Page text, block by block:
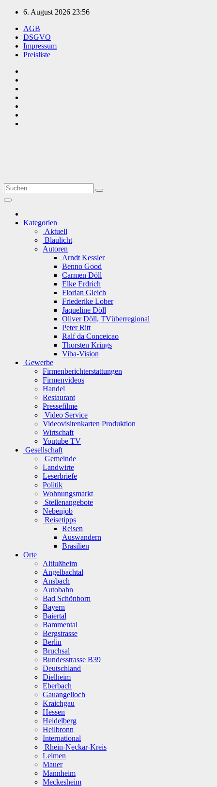
Zum
springen
6. August 2026 23:56
AGB
DSGVO
Impressum
Preisliste
Kategorien
Aktuell
Blaulicht
Autoren
Arndt Kessler
Benno Good
Carmen Döll
Elke Erdrich
Florian Gleich
Friederike Lober
Jaqueline Döll
Oliver Döll, TVüberregional
Peter Ritt
Ralf da Conceicao
Thorsten Krings
Viba-Vision
Gewerbe
Firmenberichterstattungen
Firmenvideos
Handel
Restaurant
Pressefilme
Video Service
Videovisitenkarten Produktion
Wirtschaft
Youtube TV
Gesellschaft
Gemeinde
Landwirte
Leserbriefe
Politik
Wohnungsmarkt
Stellenangebote
Nebenjob
Reisetipps
Reisen
Auswandern
Brasilien
Orte
Altlußheim
Angelbachtal
Ansbach
Autobahn
Bad Schönborn
Bayern
Baiertal
Bammental
Bergstrasse
Berlin
Bruchsal
Bundesstrasse B39
Deutschland
Dielheim
Eberbach
Gauangelloch
Kraichgau
Hessen
Heidelberg
Heilbronn
International
Rhein-Neckar-Kreis
Leimen
Mauer
Mannheim
Meckesheim